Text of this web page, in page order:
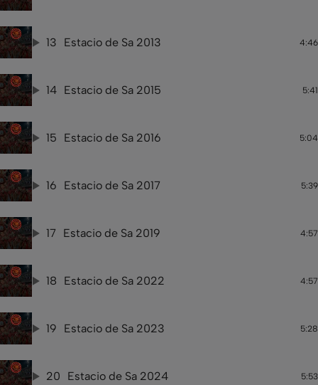
13 Estacio de Sa 2013 4:46
14 Estacio de Sa 2015 5:41
15 Estacio de Sa 2016 5:04
16 Estacio de Sa 2017 5:39
17 Estacio de Sa 2019 4:57
18 Estacio de Sa 2022 4:57
19 Estacio de Sa 2023 5:28
20 Estacio de Sa 2024 5:53